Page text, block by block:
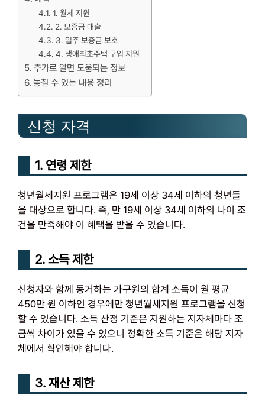
1. 월세 지원
2. 보증금 대출
3. 입주 보증금 보호
4. 생애최초주택 구입 지원
추가로 알면 도움되는 정보
놓칠 수 있는 내용 정리
신청 자격
1. 연령 제한
청년월세지원 프로그램은 19세 이상 34세 이하의 청년들
을 대상으로 합니다. 즉, 만 19세 이상 34세 이하의 나이 조
건을 만족해야 이 혜택을 받을 수 있습니다.
2. 소득 제한
신청자와 함께 동거하는 가구원의 합계 소득이 월 평균
450만 원 이하인 경우에만 청년월세지원 프로그램을 신청
할 수 있습니다. 소득 산정 기준은 지원하는 지자체마다 조
금씩 차이가 있을 수 있으니 정확한 소득 기준은 해당 지자
체에서 확인해야 합니다.
3. 재산 제한